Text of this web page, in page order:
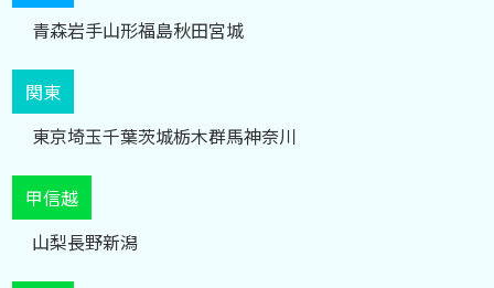
青森岩手山形福島秋田宮城
関東
東京埼玉千葉茨城栃木群馬神奈川
甲信越
山梨長野新潟